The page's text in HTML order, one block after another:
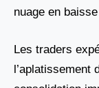
nuage en
Les traders
l’aplatissement